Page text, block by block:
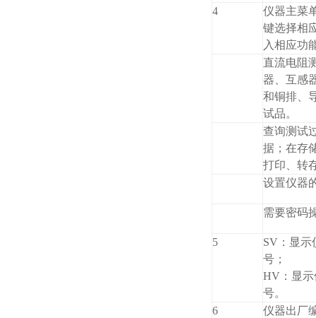
4
仪器主菜
键选择相
入相应功
直流电阻
器、互感
和铜排、
试品。
查询测试
据；在存
打印、转
设置仪器
需要密码
5
SV：显示
号；
HV：显
号。
6
仪器出厂